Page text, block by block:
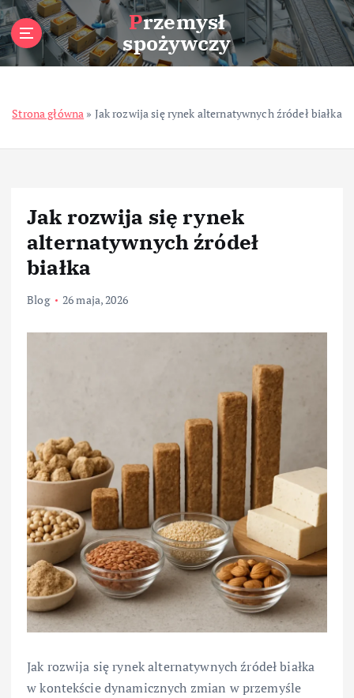
S
k
i
p
n
Przemysł
spożywczy
Strona główna » Jak rozwija się rynek alternatywnych źródeł białka
Jak rozwija się rynek
alternatywnych źródeł
białka
Blog 26 maja, 2026
Jak rozwija się rynek alternatywnych źródeł białka
w kontekście dynamicznych zmian w przemyśle